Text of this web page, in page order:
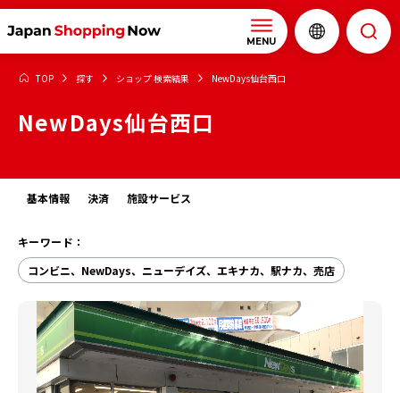
MENU
TOP 探す ショップ 検索結果 NewDays仙台西口
NewDays仙台西口
基本情報 決済 施設サービス
キーワード：
コンビニ、NewDays、ニューデイズ、エキナカ、駅ナカ、売店